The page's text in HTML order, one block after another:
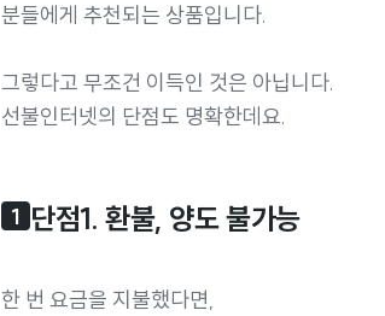
분들에게 추천되는 상품입니다.
그렇다고 무조건 이득인 것은 아닙니다.
선불인터넷의 단점도 명확한데요.
1 단점1. 환불, 양도 불가능
한 번 요금을 지불했다면,